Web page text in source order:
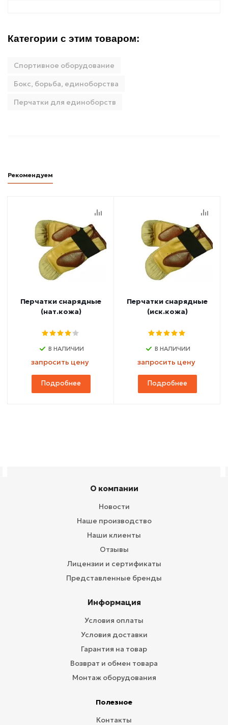
Категории с этим товаром:
Спортивное оборудование
Бокс, борьба, единоборства
Перчатки для единоборств
Рекомендуем
Перчатки снарядные
(нат.кожа)
В НАЛИЧИИ
запросить цену
Подробнее
Перчатки снарядные
(иск.кожа)
В НАЛИЧИИ
запросить цену
Подробнее
О компании
Новости
Наше производство
Наши клиенты
Отзывы
Лицензии и сертификаты
Представленные бренды
Информация
Условия оплаты
Условия доставки
Гарантия на товар
Возврат и обмен товара
Монтаж оборудования
Полезное
Контакты